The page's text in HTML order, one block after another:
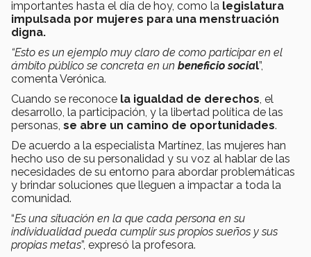
importantes hasta el día de hoy, como la legislatura
impulsada por mujeres para una menstruación
digna.
“Esto es un ejemplo muy claro de como participar en el
ámbito público se concreta en un beneficio social”,
comenta Verónica.
Cuando se reconoce la igualdad de derechos , el
desarrollo, la participación, y la libertad política de las
personas, se abre un camino de oportunidades.
De acuerdo a la especialista Martínez, las mujeres han
hecho uso de su personalidad y su voz al hablar de las
necesidades de su entorno para abordar problemáticas
y brindar soluciones que lleguen a impactar a toda la
comunidad.
“Es una situación en la que cada persona en su
individualidad pueda cumplir sus propios sueños y sus
propias metas”, expresó la profesora.